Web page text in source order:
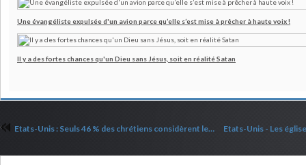
Une évangéliste expulsée d'un avion parce qu’elle s’est mise à prêcher à haute voix !
Il y a des fortes chances qu'un Dieu sans Jésus, soit en réalité Satan
Etats-Unis : Seuls 46 % des chrétiens considèrent les missions chrétiennes comme un « commandement » du Christ